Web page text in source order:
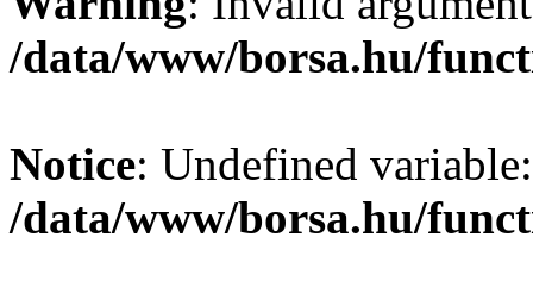
/data/www/borsa.hu/
Notice: Undefined
/data/www/borsa.hu/